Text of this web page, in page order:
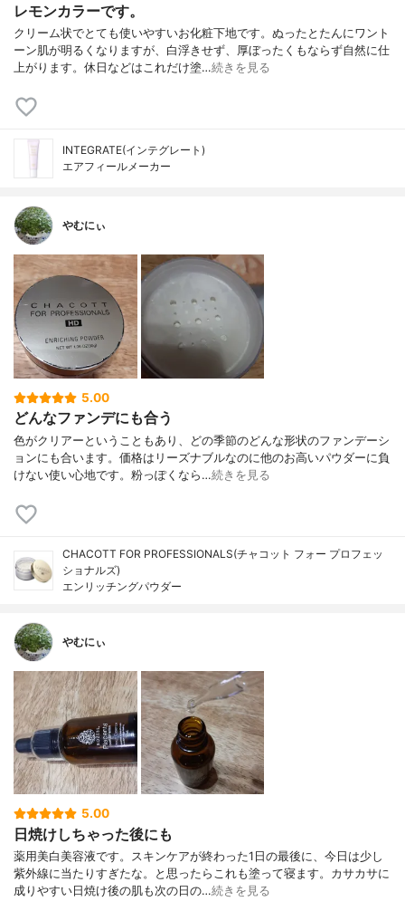
レモンカラーです。
クリーム状でとても使いやすいお化粧下地です。ぬったとたんにワント
ーン肌が明るくなりますが、白浮きせず、厚ぼったくもならず自然に仕
上がります。休日などはこれだけ塗…続きを見る
INTEGRATE(インテグレート)
エアフィールメーカー
やむにぃ
5.00
どんなファンデにも合う
色がクリアーということもあり、どの季節のどんな形状のファンデーシ
ョンにも合います。価格はリーズナブルなのに他のお高いパウダーに負
けない使い心地です。粉っぽくなら…続きを見る
CHACOTT FOR PROFESSIONALS(チャコット フォー プロフェッ
ショナルズ)
エンリッチングパウダー
やむにぃ
5.00
日焼けしちゃった後にも
薬用美白美容液です。スキンケアが終わった1日の最後に、今日は少し
紫外線に当たりすぎたな。と思ったらこれも塗って寝ます。カサカサに
成りやすい日焼け後の肌も次の日の…続きを見る